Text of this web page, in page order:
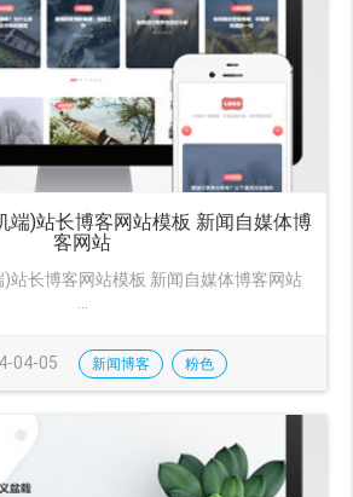
端)站长博客网站模板 新闻自媒体博
客网站
站长博客网站模板 新闻自媒体博客网站
···
04-05 新闻博客 粉色